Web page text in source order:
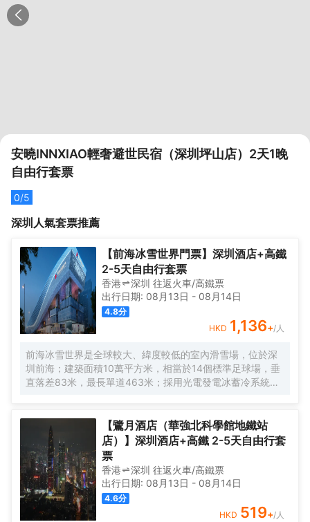
安曉INNXIAO輕奢避世民宿（深圳坪山店）2天1晚
自由行套票
0/5
深圳 人氣套票推薦
【前海冰雪世界門票】深圳酒店+高鐵
2-5天自由行套票
香港 深圳 往返火車/高鐵票
出行日期: 08月13日 - 08月14日
4.8分
HKD 1,136+/人
前海冰雪世界是全球較大、緯度較低的室內滑雪場，位於深
圳前海；建築面積10萬平方米，相當於14個標準足球場，垂
直落差83米，最長單道463米‌；採用光電發電冰蓄冷系統，
【鷺月酒店（華強北科學館地鐵站
店）】深圳酒店+高鐵 2-5天自由行套
票
香港 深圳 往返火車/高鐵票
出行日期: 08月13日 - 08月14日
4.6分
HKD 519+/人